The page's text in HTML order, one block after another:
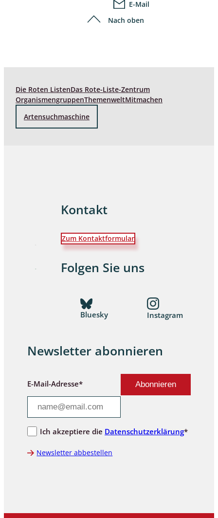
E-Mail
Nach oben
Die Roten ListenDas Rote-Liste-Zentrum
OrganismengruppenThemenweltMitmachen
Artensuchmaschine
Kontakt
Zum Kontaktformular
Folgen Sie uns
Bluesky Instagram
Newsletter abonnieren
E-Mail-Adresse*
Ich akzeptiere die Datenschutzerklärung*
Newsletter abbestellen